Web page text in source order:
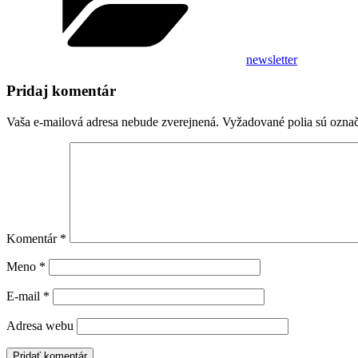
newsletter
Pridaj komentár
Vaša e-mailová adresa nebude zverejnená. Vyžadované polia sú
Komentár *
Meno *
E-mail *
Adresa webu